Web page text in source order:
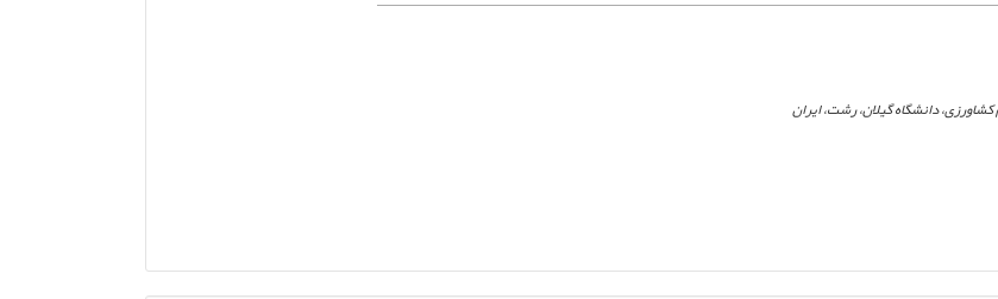
دانشگاه گیلان، رشت، ایران